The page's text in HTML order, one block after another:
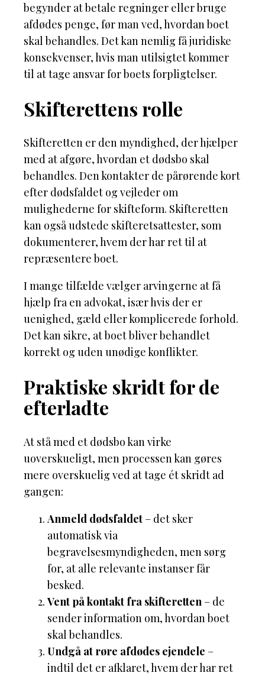
begynder at betale regninger eller bruge
afdødes penge, før man ved, hvordan boet
skal behandles. Det kan nemlig få juridiske
konsekvenser, hvis man utilsigtet kommer
til at tage ansvar for boets forpligtelser.
Skifterettens rolle
Skifteretten er den myndighed, der hjælper
med at afgøre, hvordan et dødsbo skal
behandles. Den kontakter de pårørende kort
efter dødsfaldet og vejleder om
mulighederne for skifteform. Skifteretten
kan også udstede skifteretsattester, som
dokumenterer, hvem der har ret til at
repræsentere boet.
I mange tilfælde vælger arvingerne at få
hjælp fra en advokat, især hvis der er
uenighed, gæld eller komplicerede forhold.
Det kan sikre, at boet bliver behandlet
korrekt og uden unødige konflikter.
Praktiske skridt for de
efterladte
At stå med et dødsbo kan virke
uoverskueligt, men processen kan gøres
mere overskuelig ved at tage ét skridt ad
gangen:
Anmeld dødsfaldet – det sker
automatisk via
begravelsesmyndigheden, men sørg
for, at alle relevante instanser får
besked.
Vent på kontakt fra skifteretten – de
sender information om, hvordan boet
skal behandles.
Undgå at røre afdødes ejendele –
indtil det er afklaret, hvem der har ret